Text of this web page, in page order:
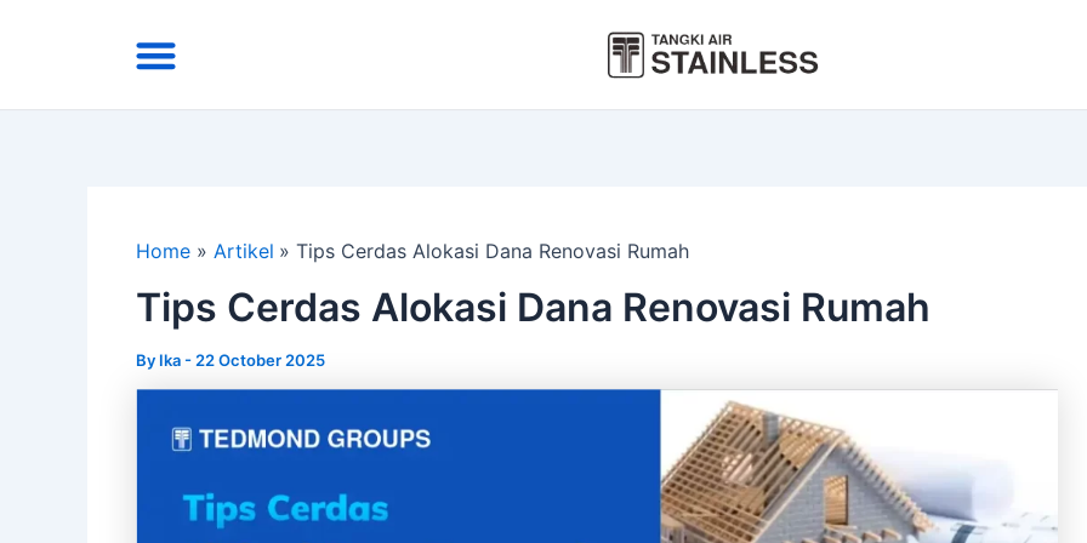
Menu
Home Artikel Tips Cerdas Alokasi Dana Renovasi Rumah
Tips Cerdas Alokasi Dana Renovasi Rumah
By Ika- 22 October 2025